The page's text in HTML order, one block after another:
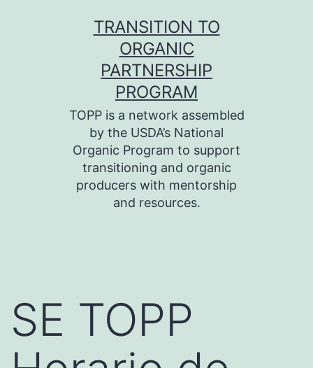
TRANSITION TO
ORGANIC
PARTNERSHIP
PROGRAM
TOPP is a network assembled
by the USDA’s National
Organic Program to support
transitioning and organic
producers with mentorship
and resources.
SE TOPP